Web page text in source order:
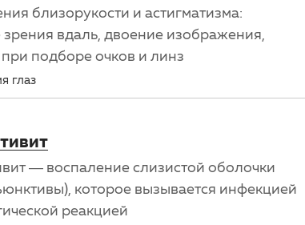
близорукости и астигматизма:
вдаль, двоение изображения,
подборе очков и линз
глаз
— воспаление слизистой оболочки
которое вызывается инфекцией
реакцией